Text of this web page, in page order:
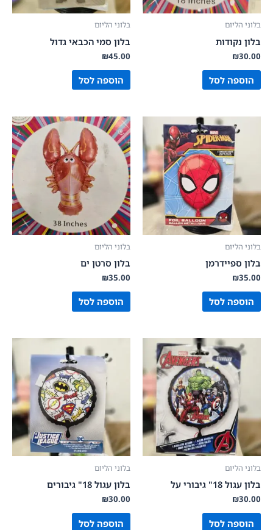
קטגוריות מוצרים
בלוני הליום
בלון נקודות
₪30.00
הוספה לסל
בלוני הליום
בלון סמי הכבאי גדול
₪45.00
הוספה לסל
בלוני הליום
בלון ספיידרמן
₪35.00
הוספה לסל
בלוני הליום
בלון סרטן ים
₪35.00
הוספה לסל
בלוני הליום
בלון עגול 18" גיבורי על
₪30.00
הוספה לסל
בלוני הליום
בלון עגול 18" גיבורים
₪30.00
הוספה לסל